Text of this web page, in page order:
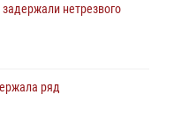
нетрезвого
ряд